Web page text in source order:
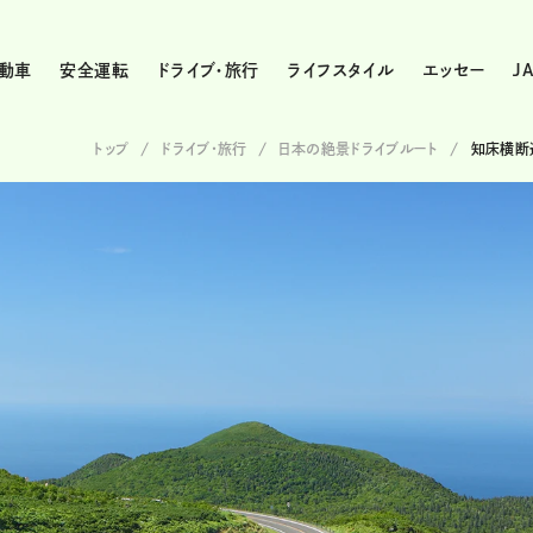
車 安全運転 ドライブ・旅行 ライフスタイル エッセー
トップ ドライブ･旅行 日本の絶景ドライブルート